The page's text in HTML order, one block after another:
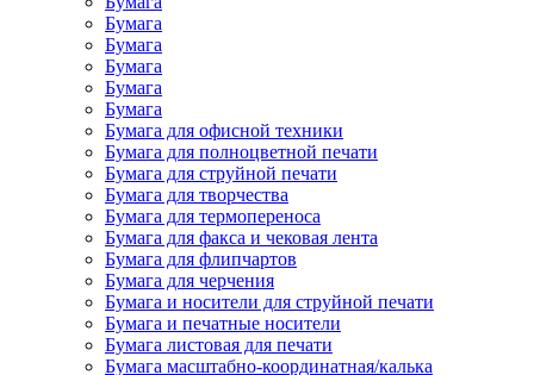
Бумага
Бумага
Бумага
Бумага
Бумага
Бумага для офисной техники
Бумага для полноцветной печати
Бумага для струйной печати
Бумага для творчества
Бумага для термопереноса
Бумага для факса и чековая лента
Бумага для флипчартов
Бумага для черчения
Бумага и носители для струйной печати
Бумага и печатные носители
Бумага листовая для печати
Бумага масштабно-координатная/калька